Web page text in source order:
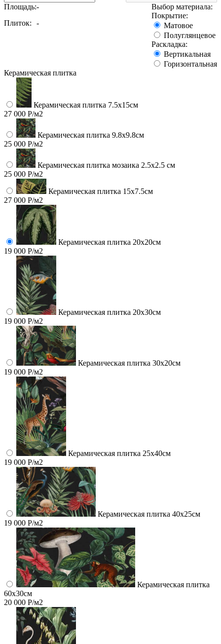
Площадь:-
Плиток:
-
Выбор материала:
Покрытие:
Матовое
Полуглянцевое
Раскладка:
Вертикальная
Горизонтальная
Керамическая плитка
Керамическая плитка 7.5х15см
27 000 Р/м2
Керамическая плитка 9.8x9.8см
25 000 Р/м2
Керамическая плитка мозаика 2.5x2.5 см
25 000 Р/м2
Керамическая плитка 15х7.5см
27 000 Р/м2
Керамическая плитка 20х20см
19 000 Р/м2
Керамическая плитка 20х30см
19 000 Р/м2
Керамическая плитка 30х20см
19 000 Р/м2
Керамическая плитка 25х40см
19 000 Р/м2
Керамическая плитка 40х25см
19 000 Р/м2
Керамическая плитка
60x30см
20 000 Р/м2